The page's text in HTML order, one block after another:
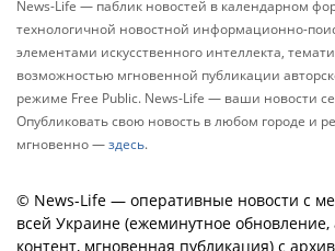
News-Life — паблик новостей в календарном
технологичной новостной информационно-
элементами искусственного интеллекта,
возможностью мгновенной публикации
режиме Free Public. News-Life — ваши новости
Опубликовать свою новость в любом городе и
мгновенно —здесь.
© News-Life — оперативные новости с
всей Украине (ежеминутное обновление,
контент, мгновенная публикация) с